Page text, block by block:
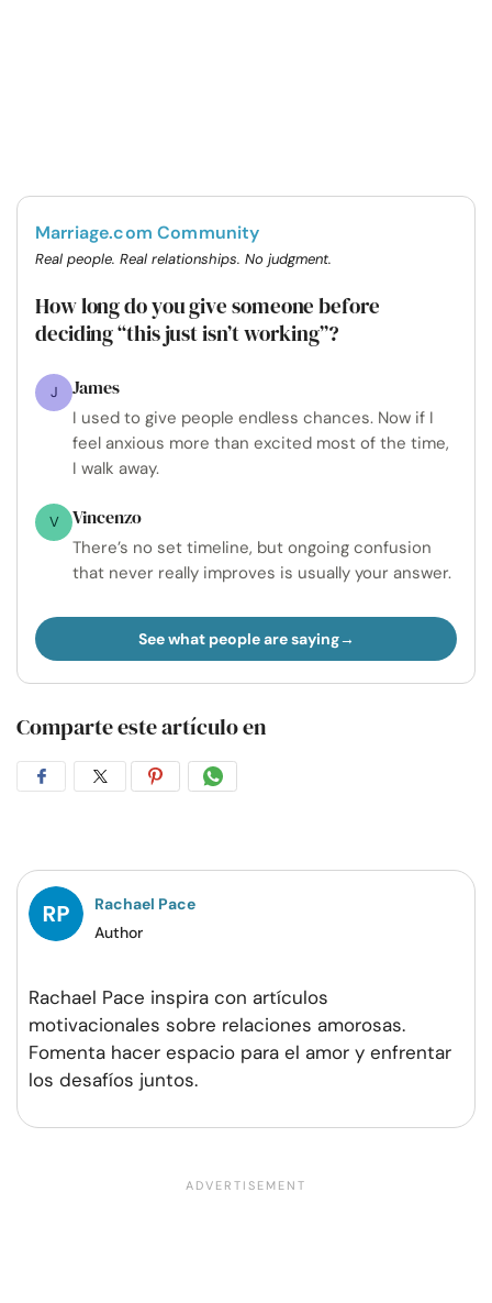
Marriage.com Community
Real people. Real relationships. No judgment.
How long do you give someone before
deciding “this just isn’t working”?
J James
I used to give people endless chances. Now if I
feel anxious more than excited most of the time,
I walk away.
V Vincenzo
There’s no set timeline, but ongoing confusion
that never really improves is usually your answer.
See what people are saying
Comparte este artículo en
CompartirCompartirCompartirCompartir
Rachael Pace
Author
Rachael Pace inspira con artículos
motivacionales sobre relaciones amorosas.
Fomenta hacer espacio para el amor y enfrentar
los desafíos juntos.